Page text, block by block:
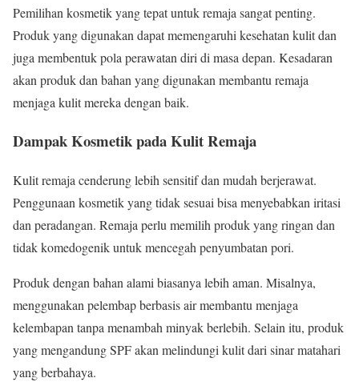
Pemilihan kosmetik yang tepat untuk remaja sangat penting.
Produk yang digunakan dapat memengaruhi kesehatan kulit dan
juga membentuk pola perawatan diri di masa depan. Kesadaran
akan produk dan bahan yang digunakan membantu remaja
menjaga kulit mereka dengan baik.
Dampak Kosmetik pada Kulit Remaja
Kulit remaja cenderung lebih sensitif dan mudah berjerawat.
Penggunaan kosmetik yang tidak sesuai bisa menyebabkan iritasi
dan peradangan. Remaja perlu memilih produk yang ringan dan
tidak komedogenik untuk mencegah penyumbatan pori.
Produk dengan bahan alami biasanya lebih aman. Misalnya,
menggunakan pelembap berbasis air membantu menjaga
kelembapan tanpa menambah minyak berlebih. Selain itu, produk
yang mengandung SPF akan melindungi kulit dari sinar matahari
yang berbahaya.